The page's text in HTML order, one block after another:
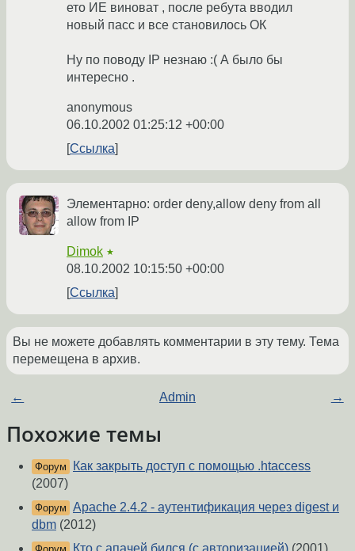
ето ИЕ виноват , после ребута вводил
новый пасс и все становилось ОК
Ну по поводу IP незнаю :( А было бы
интересно .
anonymous
06.10.2002 01:25:12 +00:00
Ссылка
Элементарно: order deny,allow deny from all
allow from IP
Dimok ★
08.10.2002 10:15:50 +00:00
Ссылка
Вы не можете добавлять комментарии в эту тему. Тема
перемещена в архив.
← Admin →
Похожие темы
Форум
Как закрыть доступ с помощью .htaccess
(2007)
Форум Apache 2.4.2 - аутентификация через digest и
dbm (2012)
Кто с апачей бился (с авторизацией) (2001)